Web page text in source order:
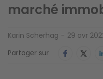
marché
Karin Scherhag
29 avr
Partager sur